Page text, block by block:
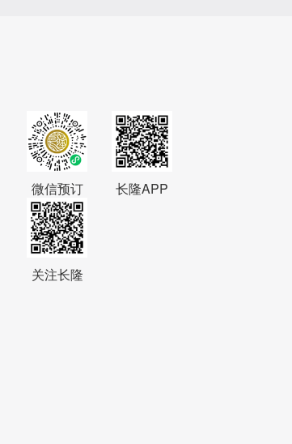
微信预订 长隆APP
关注长隆